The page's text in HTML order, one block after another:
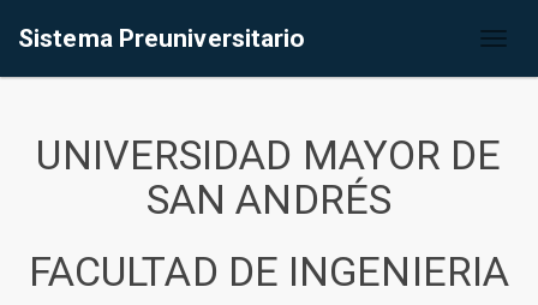
Sistema Preuniversitario
UNIVERSIDAD MAYOR DE
SAN ANDRÉS
FACULTAD DE INGENIERIA